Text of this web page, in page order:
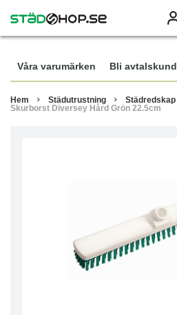
Våra varumärken Bli avtalskund
Hem Städutrustning Städredskap
Skurborst Diversey Hård Grön 22.5cm